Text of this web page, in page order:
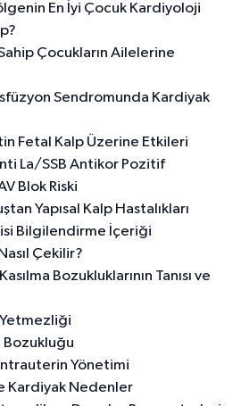
En İyi Çocuk Kardiyoloji
Çocukların Ailelerine
Sendromunda Kardiyak
Fetal Kalp Üzerine Etkileri
La/SSB Antikor Pozitif
Blok Riski
Yapısal Kalp Hastalıkları
Bilgilendirme İçeriği
Çekilir?
Bozukluklarının Tanısı ve
Bozukluğu
Yönetimi
Kardiyak Nedenler